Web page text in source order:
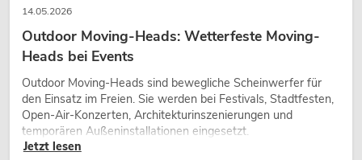
14.05.2026
Outdoor Moving-Heads: Wetterfeste Moving-
Heads bei Events
Outdoor Moving-Heads sind bewegliche Scheinwerfer für
den Einsatz im Freien. Sie werden bei Festivals, Stadtfesten,
Open-Air-Konzerten, Architekturinszenierungen und
temporären Außeninstallationen eingesetzt.
Jetzt lesen